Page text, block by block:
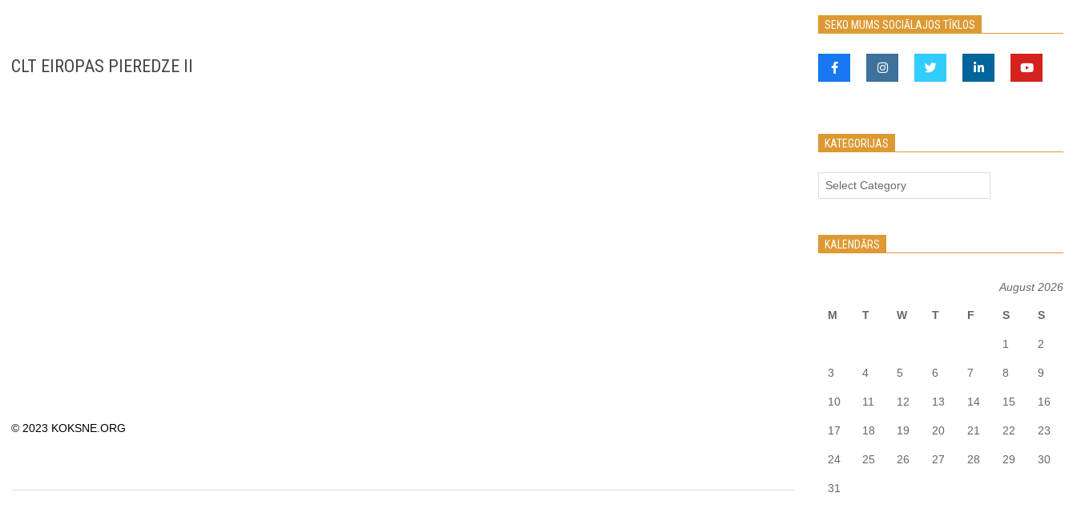
CLT EIROPAS PIEREDZE II
© 2023 KOKSNE.ORG
SEKO MUMS SOCIĀLAJOS TĪKLOS
KATEGORIJAS
Kategorijas
KALENDĀRS
August 2026
M T W T F S S
1 2
3 4 5 6 7 8 9
10 11 12 13 14 15 16
17 18 19 20 21 22 23
24 25 26 27 28 29 30
31